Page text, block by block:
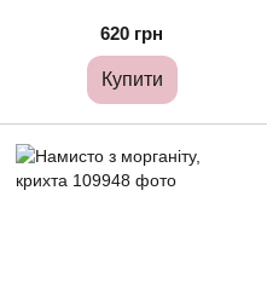
620 грн
Купити